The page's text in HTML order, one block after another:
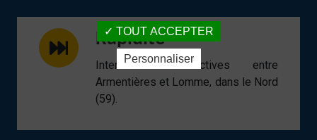
Rapidité
Interventions réactives entre
Armentières et Lomme, dans le Nord
(59).
TOUT ACCEPTER
Personnaliser